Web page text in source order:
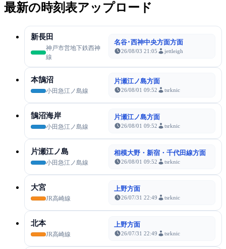
最新の時刻表アップロード
新長田
神戸市営地下鉄西神
線
名谷･西神中央方面方面
26/08/03 21:05 jettleigh
本鵠沼
小田急江ノ島線
片瀬江ノ島方面
26/08/01 09:52 tsrknic
鵠沼海岸
小田急江ノ島線
片瀬江ノ島方面
26/08/01 09:52 tsrknic
片瀬江ノ島
小田急江ノ島線
相模大野・新宿・千代田線方面
26/08/01 09:52 tsrknic
大宮
JR高崎線
上野方面
26/07/31 22:49 tsrknic
北本
JR高崎線
上野方面
26/07/31 22:49 tsrknic